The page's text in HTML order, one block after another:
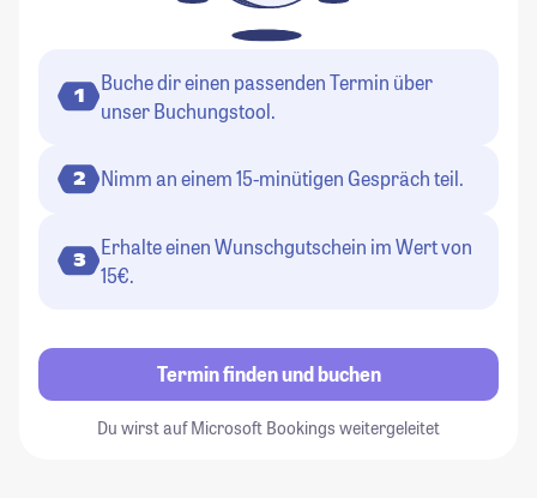
1
Buche dir einen passenden Termin über
unser Buchungstool.
2 Nimm an einem 15-minütigen Gespräch teil.
3
Erhalte einen Wunschgutschein im Wert von
15€.
Termin finden und buchen
Du wirst auf Microsoft Bookings weitergeleitet